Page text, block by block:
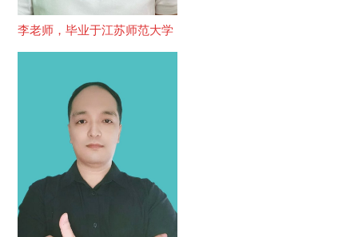
李老师，毕业于江苏师范大学